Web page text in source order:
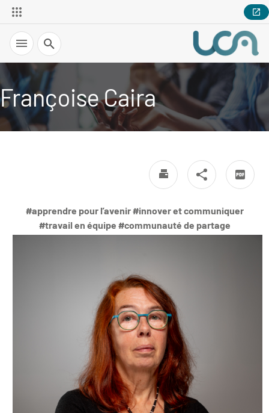
Recherche
Françoise Caira
#apprendre pour l’avenir #innover et communiquer
#travail en équipe #communauté de partage